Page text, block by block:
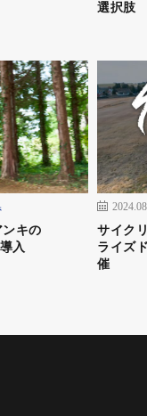
選択肢
キの
入
サイク
ライズ
催